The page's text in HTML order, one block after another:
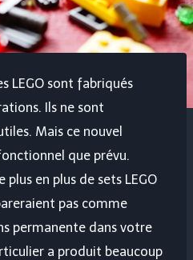
LEGO sont fabriqués
Ils ne sont
Mais ce nouvel
que prévu.
plus en plus de sets LEGO
pas comme
permanente dans votre
a produit beaucoup